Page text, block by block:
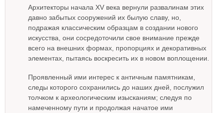
Архитекторы начала XV века вернули развалинам этих
давно забытых сооружений их былую славу, но,
подражая классическим образцам в создании нового
искусства, они сосредоточили свое внимание прежде
всего на внешних формах, пропорциях и декоративных
элементах, пытаясь воскресить их в новом воплощении.
Проявленный ими интерес к античным памятникам,
следы которого сохранились до наших дней, послужил
толчком к археологическим изысканиям; следуя по
намеченному пути и продолжая начатое ими